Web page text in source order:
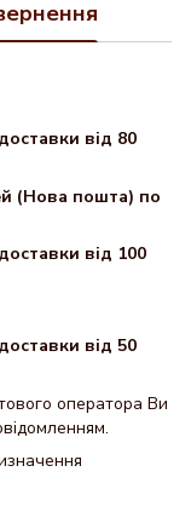
від 80
(Нова пошта) по
від 100
від 50
оператора Ви